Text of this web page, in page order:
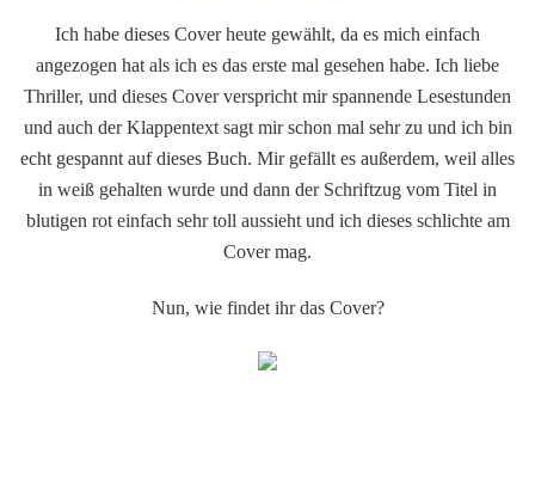
Ich habe dieses Cover heute gewählt, da es mich einfach
angezogen hat als ich es das erste mal gesehen habe. Ich liebe
Thriller, und dieses Cover verspricht mir spannende Lesestunden
und auch der Klappentext sagt mir schon mal sehr zu und ich bin
echt gespannt auf dieses Buch. Mir gefällt es außerdem, weil alles
in weiß gehalten wurde und dann der Schriftzug vom Titel in
blutigen rot einfach sehr toll aussieht und ich dieses schlichte am
Cover mag.
Nun, wie findet ihr das Cover?